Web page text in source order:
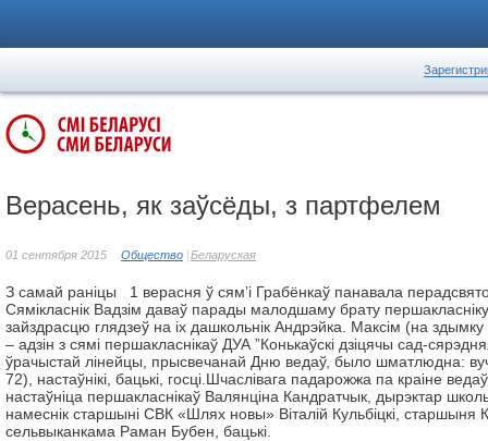
Верасень, як заўсёды, з партфелем
01 сентября 2015 Общество Беларуская
З самай раніцы 1 верасня ў сям’і Грабёнкаў панавала
Сямікласнік Вадзім даваў парады малодшаму брату
зайздрасцю глядзеў на іх дашкольнік Андрэйка. Максім (на
– адзін з сямі першакласнікаў ДУА ”Конькаўскі дзіцячы сад-
ўрачыстай лінейцы, прысвечанай Дню ведаў, было шматлюдна:
72), настаўнікі, бацькі, госці.Шчаслівага падарожжа па краіне
настаўніца першакласнікаў Валянціна Кандратчык, дырэктар
намеснік старшыні СВК «Шлях новы» Віталій Кульбіцкі, старшыня
сельвыканкама Раман Бубен, бацькі.